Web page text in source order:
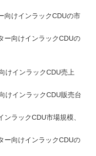
向けインラックCDUの市
ー向けインラックCDUの
けインラックCDU売上
けインラックCDU販売台
ラックCDU市場規模、
ー向けインラックCDUの